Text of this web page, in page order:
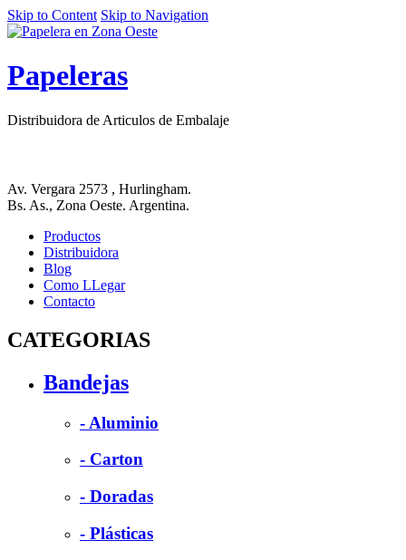
Skip to Content Skip to Navigation
Papeleras
Distribuidora de Articulos de Embalaje
Av. Vergara 2573 , Hurlingham.
Bs. As., Zona Oeste. Argentina.
Productos
Distribuidora
Blog
Como LLegar
Contacto
CATEGORIAS
Bandejas
- Aluminio
- Carton
- Doradas
- Plásticas